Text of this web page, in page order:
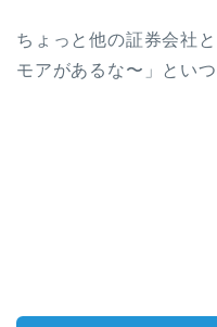
ちょっと他の証券会社
モアがあるな〜」とい